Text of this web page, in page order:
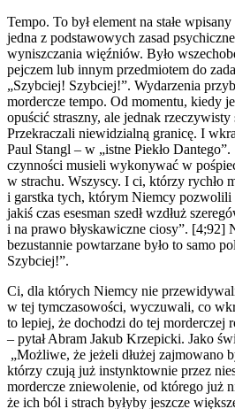
Tempo. To był element na stałe
jedna z podstawowych zasad
wyniszczania więźniów. Było
pejczem lub innym przedmiotem do
„Szybciej! Szybciej!”. Wydarzenia
mordercze tempo. Od momentu, kiedy
opuścić straszny, ale jednak
Przekraczali niewidzialną granicę. I
Paul Stangl – w „istne Piekło
czynności musieli wykonywać w
w strachu. Wszyscy. I ci, którzy rychło
i garstka tych, którym Niemcy pozwolili
jakiś czas esesman szedł wzdłuż
i na prawo błyskawiczne ciosy”. [4;92]
bezustannie powtarzane było to samo
Szybciej!”.
Ci, dla których Niemcy nie
w tej tymczasowości, wyczuwali, co
to lepiej, że dochodzi do tej morderczej
– pytał Abram Jakub Krzepicki. Jako
„Możliwe, że jeżeli dłużej zajmowano
którzy czują już instynktownie przez
mordercze zniewolenie, od którego już
że ich ból i strach byłyby jeszcze